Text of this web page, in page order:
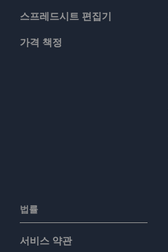
스프레드시트 편집기
가격 책정
법률
서비스 약관